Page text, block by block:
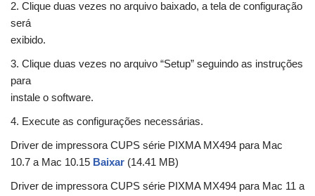
2. Clique duas vezes no arquivo baixado, a tela de configuração
será
exibido.
3. Clique duas vezes no arquivo “Setup” seguindo as instruções
para
instale o software.
4. Execute as configurações necessárias.
Driver de impressora CUPS série PIXMA MX494 para Mac
10.7 a Mac 10.15 Baixar (14.41 MB)
Driver de impressora CUPS série PIXMA MX494 para Mac 11 a